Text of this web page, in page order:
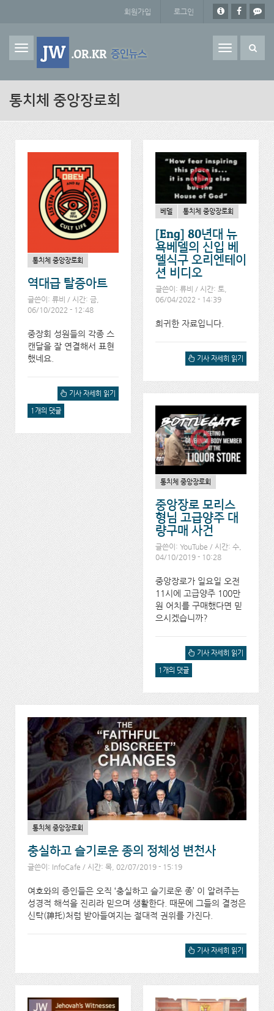
회원가입 로그인
Toggle
navigation
통치체 중앙장로회
통치체 중앙장로회
역대급 탈증아트
글쓴이: 류비 / 시간: 금,
06/10/2022 - 12:48
중장회 성원들의 각종 스
캔달을 잘 연결해서 표현
했네요.
역대급 탈증아트에 대해서
기사 자세히 읽기
1개의 댓글
베델 통치체 중앙장로회
[Eng] 80년대 뉴
욕베델의 신입 베
델식구 오리엔테이
션 비디오
글쓴이: 류비 / 시간: 토,
06/04/2022 - 14:39
희귀한 자료입니다.
[ENG] 80년대 뉴욕베델의
신입 베델식구 오리엔테이
기사 자세히 읽기
통치체 중앙장로회
중앙장로 모리스
형님 고급양주 대
량구매 사건
글쓴이: YouTube / 시간: 수,
04/10/2019 - 10:28
중앙장로가 일요일 오전
11시에 고급양주 100만
원 어치를 구매했다면 믿
으시겠습니까?
중앙장로 모리스 형님 고급
양주 대량구매 사건에 대해
서
기사 자세히 읽기
1개의 댓글
통치체 중앙장로회
충실하고 슬기로운 종의 정체성 변천사
글쓴이: InfoCafe / 시간: 목, 02/07/2019 - 15:19
여호와의 증인들은 오직 ‘충실하고 슬기로운 종’ 이 알려주는
성경적 해석을 진리라 믿으며 생활한다. 때문에 그들의 결정은
신탁(神托)처럼 받아들여지는 절대적 권위를 가진다.
충실하고 슬기로운 종의 정
체성 변천사에 대해서
기사 자세히 읽기